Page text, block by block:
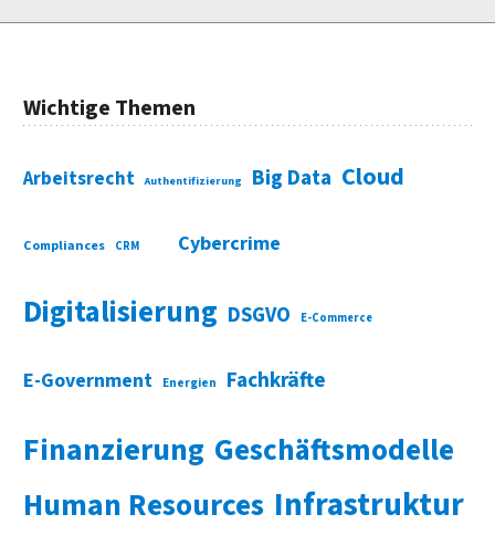
Wichtige Themen
Arbeitsrecht Authentifizierung Big Data Cloud
Compliances CRM Cybercrime
Digitalisierung DSGVO E-Commerce
E-Government Energien Fachkräfte
Finanzierung Geschäftsmodelle
Human Resources Infrastruktur